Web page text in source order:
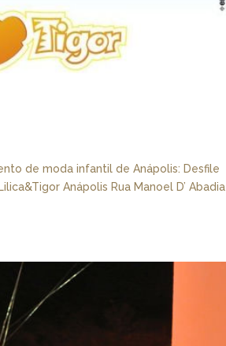
de moda infantil de Anápolis: Desfile
Anápolis Rua Manoel D’ Abadia